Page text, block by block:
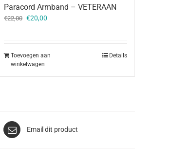
Paracord Armband – VETERAAN
€22,00 Oorspronkelijke
€20,00
Toevoegen aan
winkelwagen
Details
Email dit product